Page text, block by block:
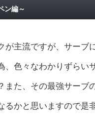
ン編～
が主流ですが、サーブ
、色々なわかりずらい
また、その最強サーブ
るかと思いますので是